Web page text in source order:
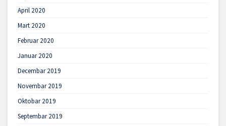
April 2020
Mart 2020
Februar 2020
Januar 2020
Decembar 2019
Novembar 2019
Oktobar 2019
Septembar 2019